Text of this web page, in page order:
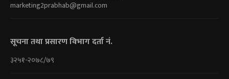
marketing2prabhab@gmail.com
सूचना तथा प्रसारण विभाग दर्ता नं.
३२५१-२०७८/७९